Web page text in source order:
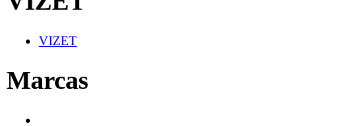
VIZET
Marcas